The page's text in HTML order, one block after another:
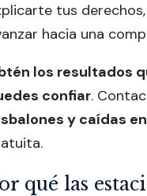
tus
hacia una
los resultados
confiar.
y caídas
qué las